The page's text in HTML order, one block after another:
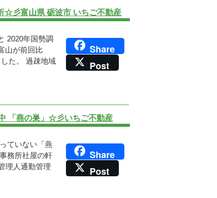
☆彡富山県 砺波市 いちご不動産
2020年国勢調
山が前回比
た。 過疎地域
Share
Post
「燕の巣」☆彡いちご不動産
ていない「燕
務所社屋の軒
理人通勤管理
Share
Post